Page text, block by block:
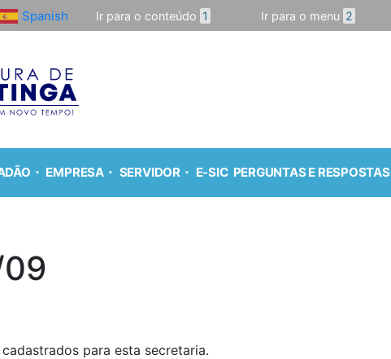
Spanish Ir para o conteúdo 1 Ir para o menu 2
EMPRESA SERVIDOR E-SIC PERGUNTAS E RESPOSTAS
para esta secretaria.